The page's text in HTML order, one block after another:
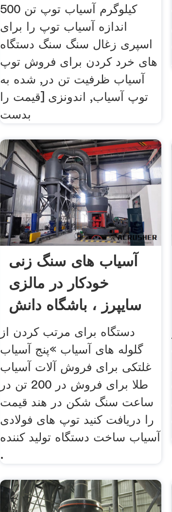
500 کیلوگرم آسیاب توپ تن
اندازه آسیاب توپ را برای
اسپری زغال سنگ سنگ دستگاه
های خرد کردن برای فروش توپ
آسیاب ظرفیت تن در, شده به
توپ آسیاب, اندونزی [قیمت را
بدست
آسیاب های سنگ زنی
خودکار در مالزی
سایپرز ، باشگاه دانش
دستگاه برای مرتب کردن از
گلوله های آسیاب »پنج آسیاب
غلتکی برای فروش آلات آسیاب
طلا برای فروش در 200 تن در
ساعت سنگ شکن در هند قیمت
را دریافت کنید توپ های فولادی
آسیاب ساخت دستگاه تولید کننده
.